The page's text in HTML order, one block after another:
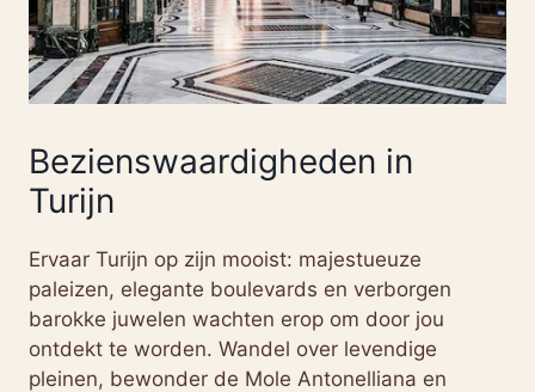
Bezienswaardigheden in
Turijn
Ervaar Turijn op zijn mooist: majestueuze
paleizen, elegante boulevards en verborgen
barokke juwelen wachten erop om door jou
ontdekt te worden. Wandel over levendige
pleinen, bewonder de Mole Antonelliana en